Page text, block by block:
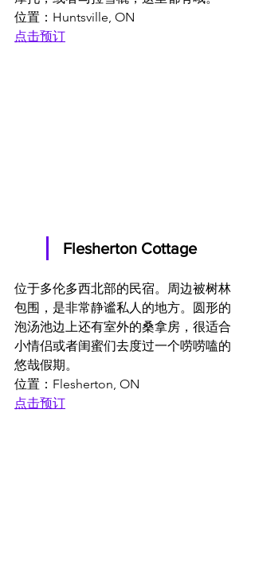
位置：Huntsville, ON
点击预订
Flesherton Cottage
位于多伦多西北部的民宿。周边被树林
包围，是非常静谧私人的地方。圆形的
泡汤池边上还有室外的桑拿房，很适合
小情侣或者闺蜜们去度过一个唠唠嗑的
悠哉假期。
位置：Flesherton, ON
点击预订